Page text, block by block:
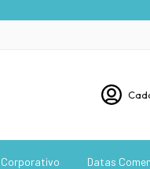
Corporativo Datas